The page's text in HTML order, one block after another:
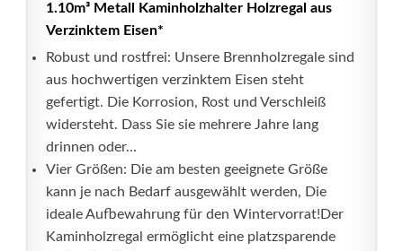
1.10m³ Metall Kaminholzhalter Holzregal aus
Verzinktem Eisen*
Robust und rostfrei: Unsere Brennholzregale sind
aus hochwertigen verzinktem Eisen steht
gefertigt. Die Korrosion, Rost und Verschleiß
widersteht. Dass Sie sie mehrere Jahre lang
drinnen oder...
Vier Größen: Die am besten geeignete Größe
kann je nach Bedarf ausgewählt werden, Die
ideale Aufbewahrung für den Wintervorrat!Der
Kaminholzregal ermöglicht eine platzsparende